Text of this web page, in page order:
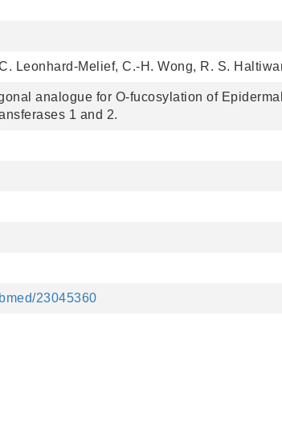
Leonhard-Melief, C.-H. Wong, R. S.
analogue for O-fucosylation of
1 and 2.
23045360